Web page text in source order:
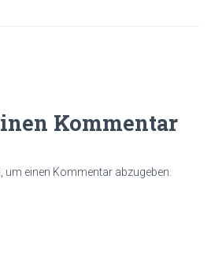
Kommentar
um einen Kommentar abzugeben.